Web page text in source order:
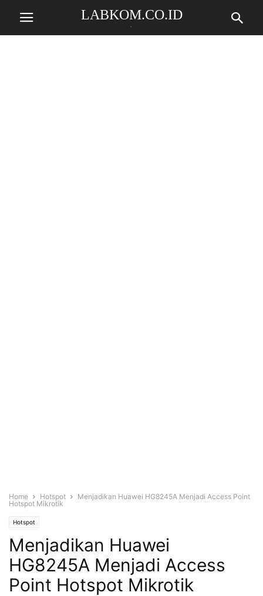
LABKOM.CO.ID
Home Hotspot
Menjadikan Huawei HG8245A Menjadi Access Point
Hotspot Mikrotik
Hotspot
Menjadikan Huawei
HG8245A Menjadi Access
Point Hotspot Mikrotik